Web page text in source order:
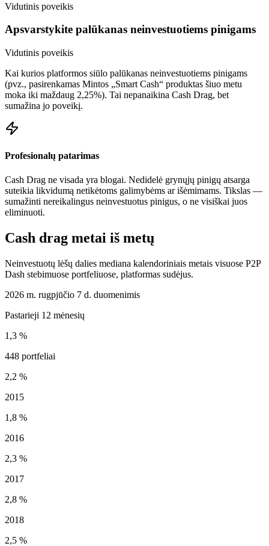
Vidutinis poveikis
Apsvarstykite palūkanas neinvestuotiems pinigams
Vidutinis poveikis
Kai kurios platformos siūlo palūkanas neinvestuotiems pinigams
(pvz., pasirenkamas Mintos „Smart Cash“ produktas šiuo metu
moka iki maždaug 2,25%). Tai nepanaikina Cash Drag, bet
sumažina jo poveikį.
Profesionalų patarimas
Cash Drag ne visada yra blogai. Nedidelė grynųjų pinigų atsarga
suteikia likvidumą netikėtoms galimybėms ar išėmimams. Tikslas —
sumažinti nereikalingus neinvestuotus pinigus, o ne visiškai juos
eliminuoti.
Cash drag metai iš metų
Neinvestuotų lėšų dalies mediana kalendoriniais metais visuose P2P
Dash stebimuose portfeliuose, platformas sudėjus.
2026 m. rugpjūčio 7 d. duomenimis
Pastarieji 12 mėnesių
1,3 %
448 portfeliai
2,2 %
2015
1,8 %
2016
2,3 %
2017
2,8 %
2018
2,5 %